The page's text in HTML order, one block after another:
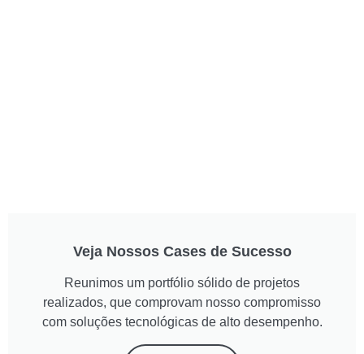
Veja Nossos Cases de Sucesso
Reunimos um portfólio sólido de projetos
realizados, que comprovam nosso compromisso
com soluções tecnológicas de alto desempenho.